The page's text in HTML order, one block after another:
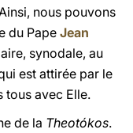
nous pouvons
du Pape Jean
synodale, au
est attirée par le
tous avec Elle.
de la Theotókos.